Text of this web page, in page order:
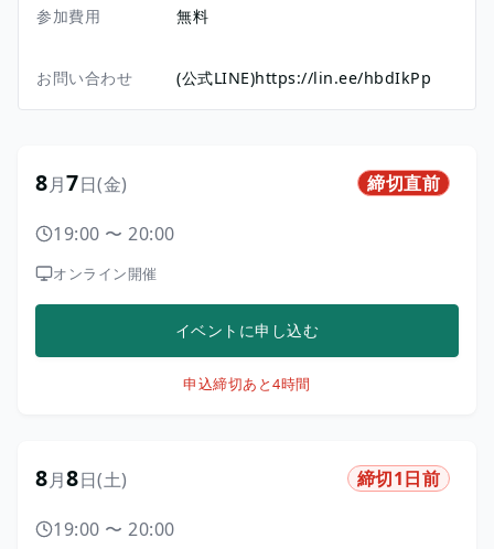
参加費用 無料
お問い合わせ (公式LINE)https://lin.ee/hbdIkPp
8月7日(金) 締切直前
19:00 〜 20:00
オンライン開催
イベントに申し込む
申込締切あと4時間
8月8日(土) 締切1日前
19:00 〜 20:00